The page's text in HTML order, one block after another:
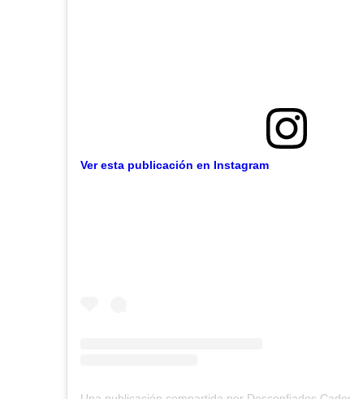
Ver esta publicación en Instagram